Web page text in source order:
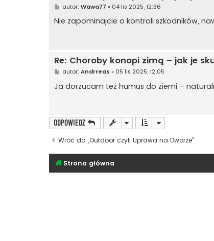
P
s
t
autor: Wawa77 » 04 lis 2025, 12:36
Nie zapominajcie o kontroli szkodników,
Re: Choroby konopi zimą – jak je
P
s
t
autor: Andrreas » 05 lis 2025, 12:05
Ja dorzucam też humus do ziemi –
ODPOWIEDZ
Wróć do „Outdoor czyli Uprawa na Dworze”
Strona główna